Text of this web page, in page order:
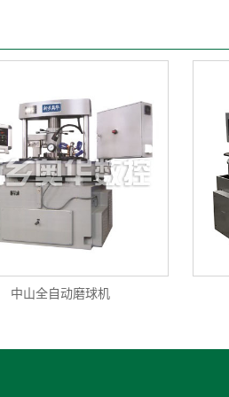
中山全自动磨球机